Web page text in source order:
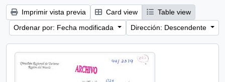
Imprimir vista previa Card view
Table view
Ordenar por: Fecha modificada
Dirección: Descendente